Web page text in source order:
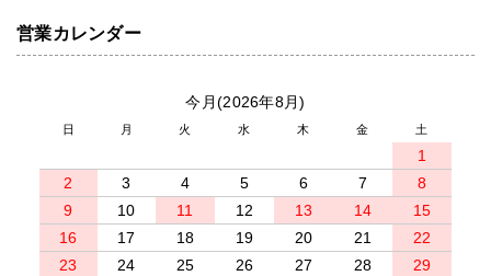
営業カレンダー
今月(2026年8月)
日 月 火 水 木 金 土
1
2
3 4 5 6 7
8
9
10 11 12 13 14
15
16
17 18 19 20 21
22
23
24 25 26 27 28
29